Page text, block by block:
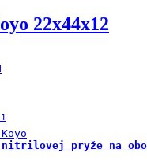
22x44x12